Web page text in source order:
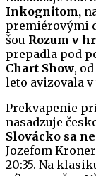
Inkognitom,
premiérovými
šou Rozum v
prepadla pod
Chart Show,
leto avizovala
Prekvapenie
nasadzuje
Slovácko sa
Jozefom
20:35. Na